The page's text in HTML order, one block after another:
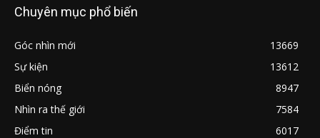
Chuyên mục phổ biến
Góc nhìn mới
13669
Sự kiện
13612
Biển nóng
8947
Nhìn ra thế giới
7584
Điểm tin
6017